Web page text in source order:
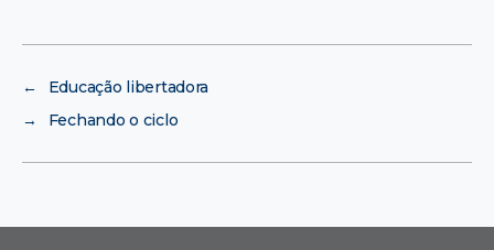
←
Educação libertadora
→
Fechando o ciclo